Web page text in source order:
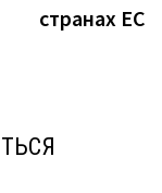
странах ЕС